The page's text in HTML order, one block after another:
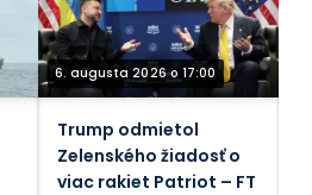
6. augusta 2026 o 17:00
Trump odmietol
Zelenského žiadosť o
viac rakiet Patriot – FT